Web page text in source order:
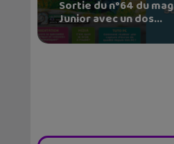
Sortie du n°64 du
Junior avec un dos...